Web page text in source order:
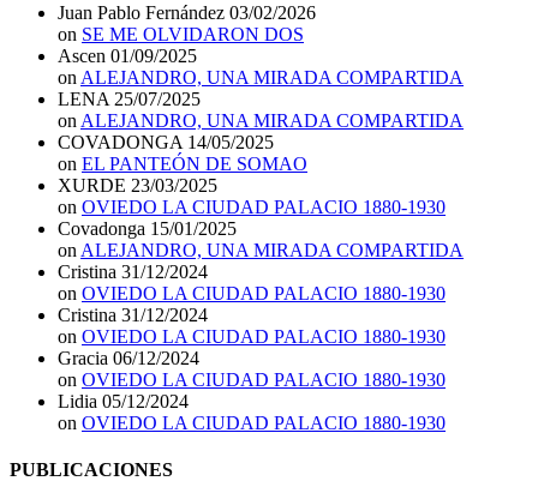
Juan Pablo Fernández 03/02/2026
on SE ME OLVIDARON DOS
Ascen 01/09/2025
on ALEJANDRO, UNA MIRADA COMPARTIDA
LENA 25/07/2025
on ALEJANDRO, UNA MIRADA COMPARTIDA
COVADONGA 14/05/2025
on EL PANTEÓN DE SOMAO
XURDE 23/03/2025
on OVIEDO LA CIUDAD PALACIO 1880-1930
Covadonga 15/01/2025
on ALEJANDRO, UNA MIRADA COMPARTIDA
Cristina 31/12/2024
on OVIEDO LA CIUDAD PALACIO 1880-1930
Cristina 31/12/2024
on OVIEDO LA CIUDAD PALACIO 1880-1930
Gracia 06/12/2024
on OVIEDO LA CIUDAD PALACIO 1880-1930
Lidia 05/12/2024
on OVIEDO LA CIUDAD PALACIO 1880-1930
PUBLICACIONES